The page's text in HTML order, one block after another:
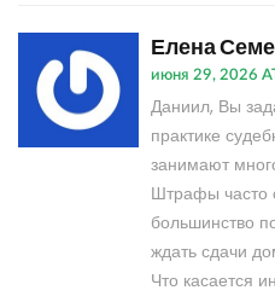
Елена
июня 29, 2026
Даниил, Вы
практике
занимают
Штрафы часто
большинство
ждать сдачи
Что касается